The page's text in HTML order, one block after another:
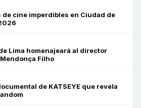
cine imperdibles en Ciudad de
Lima homenajeará al director
Filho
de KATSEYE que revela